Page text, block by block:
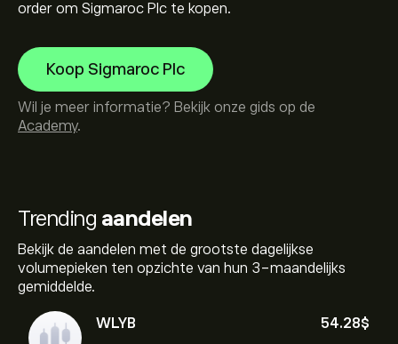
Trending aandelen
Bekijk de aandelen met de grootste dagelijkse
volumepieken ten opzichte van hun 3-maandelijks
gemiddelde.
WLYB
54.28‎$‎
order om Sigmaroc Plc te kopen.
Koop Sigmaroc Plc
Wil je meer informatie? Bekijk onze gids op de
Academy.